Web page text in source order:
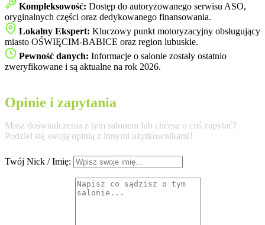
Kompleksowość: Dostęp do autoryzowanego serwisu ASO,
oryginalnych części oraz dedykowanego finansowania.
Lokalny Ekspert: Kluczowy punkt motoryzacyjny obsługujący
miasto OŚWIĘCIM-BABICE oraz region lubuskie.
Pewność danych: Informacje o salonie zostały ostatnio
zweryfikowane i są aktualne na rok 2026.
Opinie i zapytania
Masz doświadczenia z tym salonem lub chcesz o coś zapytać?
Podziel się swoją opinią z innymi użytkownikami!
Twój Nick / Imię: